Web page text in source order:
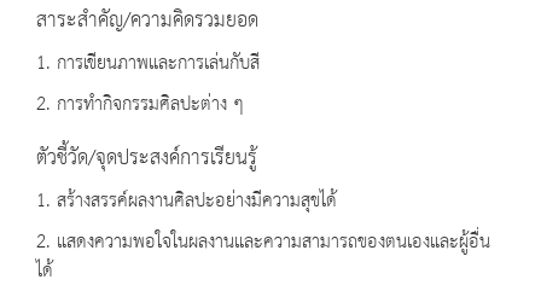
สาระสำคัญ/ความคิดรวมยอด
1. การเขียนภาพและการเล่นกับสี
2. การทำกิจกรรมศิลปะต่าง ๆ
ตัวชี้วัด/จุดประสงค์การเรียนรู้
1. สร้างสรรค์ผลงานศิลปะอย่างมีความสุขได้
2. แสดงความพอใจในผลงานและความสามารถของตนเองและผู้อื่น
ได้